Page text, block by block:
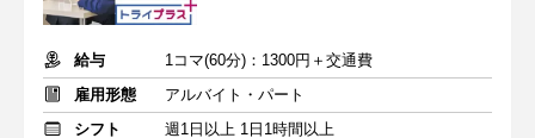
給与
1コマ(60分)：1300円＋交通費
雇用形態
アルバイト・パート
シフト
週1日以上 1日1時間以上